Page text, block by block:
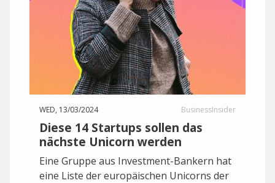
WED, 13/03/2024 BusinessInsider
Diese 14 Startups sollen das
nächste Unicorn werden
Eine Gruppe aus Investment-Bankern hat
eine Liste der europäischen Unicorns der